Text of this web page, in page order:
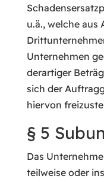
u.ä., welche aus
Unternehmen
derartiger
sich der
hiervon
§ 5
Das
teilweise oder